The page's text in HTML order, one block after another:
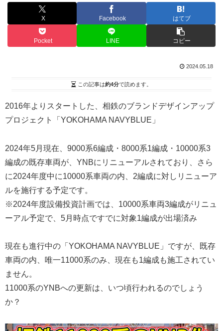
X Facebook はてブ
Pocket LINE コピー
2024.05.18
この記事は約4分で読めます。
2016年よりスタートした、相鉄のブランドデザインアップ
プロジェクト「YOKOHAMA NAVYBLUE」
2024年5月現在、9000系6編成・8000系1編成・10000系3
編成の既存車両が、YNBにリニューアルされており、さら
に2024年度中に10000系車両の内、2編成に対しリニューア
ルを施行する予定です。
※2024年度設備投資計画では、10000系車両3編成がリニュ
ーアル予定で、5月時点ですでに対象1編成が出場済み
現在も進行中の「YOKOHAMA NAVYBLUE」ですが、既存
車両の内、唯一11000系のみ、現在も1編成も施工されてい
ません。
11000系のYNBへの更新は、いつ頃行われるのでしょう
か？